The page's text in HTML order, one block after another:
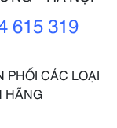
615 319
PHỐI CÁC LOẠI
HÃNG